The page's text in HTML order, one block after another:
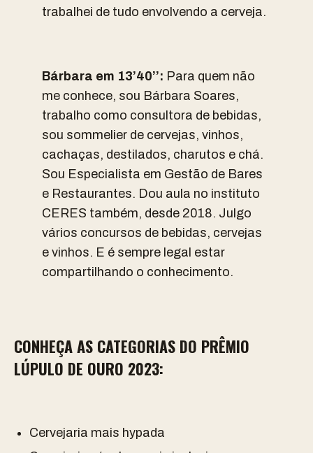
trabalhei de tudo envolvendo a cerveja.
Bárbara em 13’40’’: Para quem não
me conhece, sou Bárbara Soares,
trabalho como consultora de bebidas,
sou sommelier de cervejas, vinhos,
cachaças, destilados, charutos e chá.
Sou Especialista em Gestão de Bares
e Restaurantes. Dou aula no instituto
CERES também, desde 2018. Julgo
vários concursos de bebidas, cervejas
e vinhos. E é sempre legal estar
compartilhando o conhecimento.
CONHEÇA AS CATEGORIAS DO PRÊMIO
LÚPULO DE OURO 2023:
Cervejaria mais hypada